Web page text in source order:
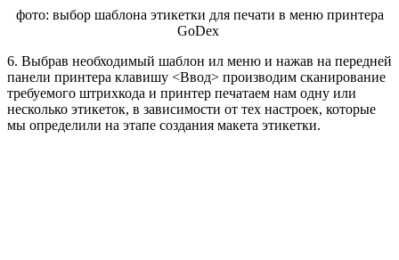
фото: выбор шаблона этикетки для печати в меню принтера
GoDex
6. Выбрав необходимый шаблон ил меню и нажав на передней
панели принтера клавишу <Ввод> производим сканирование
требуемого штрихкода и принтер печатаем нам одну или
несколько этикеток, в зависимости от тех настроек, которые
мы определили на этапе создания макета этикетки.